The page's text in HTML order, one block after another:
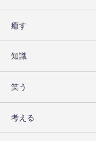
癒す
知識
笑う
考える